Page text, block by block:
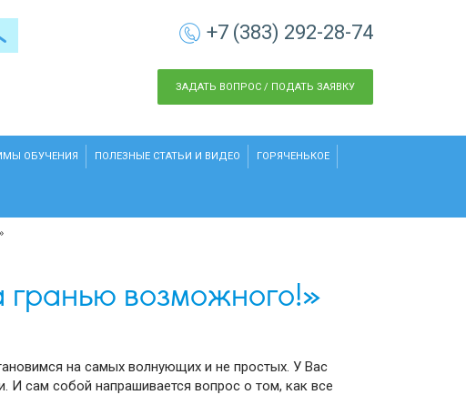
+7 (383) 292-28-74
ЗАДАТЬ ВОПРОС / ПОДАТЬ ЗАЯВКУ
ОБУЧЕНИЯ ПОЛЕЗНЫЕ СТАТЬИ И ВИДЕО ГОРЯЧЕНЬКОЕ
возможного!»
на самых волнующих и не простых. У Вас
И сам собой напрашивается вопрос о том, как все